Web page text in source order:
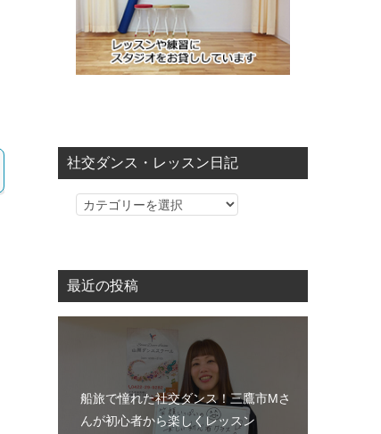
社交ダンス・レッスン日記
社
ン
ス・
レ
日
記
最近の投稿
船旅で憧れた社交ダンス！三鷹市Mさ
んが初心者から楽しくレッスン